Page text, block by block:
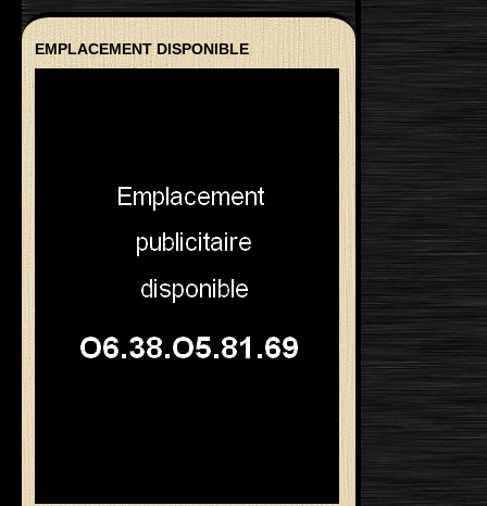
EMPLACEMENT DISPONIBLE